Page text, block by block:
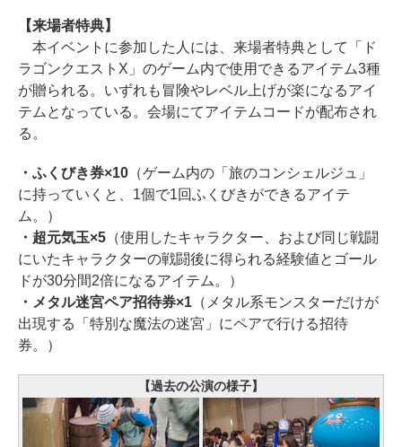
【来場者特典】
本イベントに参加した人には、来場者特典として「ド
ラゴンクエストX」のゲーム内で使用できるアイテム3種
が贈られる。いずれも冒険やレベル上げが楽になるアイ
テムとなっている。会場にてアイテムコードが配布され
る。
・ふくびき券×10（ゲーム内の「旅のコンシェルジュ」
に持っていくと、1個で1回ふくびきができるアイテ
ム。）
・超元気玉×5（使用したキャラクター、および同じ戦闘
にいたキャラクターの戦闘後に得られる経験値とゴール
ドが30分間2倍になるアイテム。）
・メタル迷宮ペア招待券×1（メタル系モンスターだけが
出現する「特別な魔法の迷宮」にペアで行ける招待
券。）
【過去の公演の様子】